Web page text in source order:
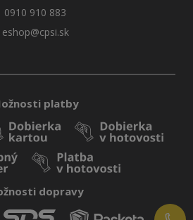
0910 910 883
eshop@cpsi.sk
platby
dopravy